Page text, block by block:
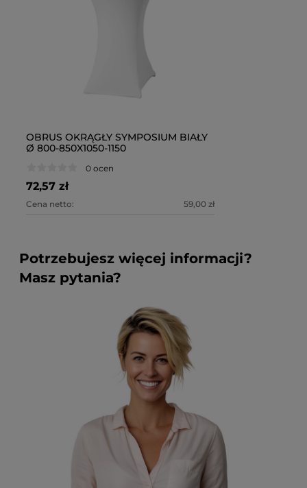
OBRUS OKRĄGŁY SYMPOSIUM BIAŁY
Ø 800-850X1050-1150
0 ocen
72,57 zł
Cena netto: 59,00 zł
Potrzebujesz więcej informacji?
Masz pytania?